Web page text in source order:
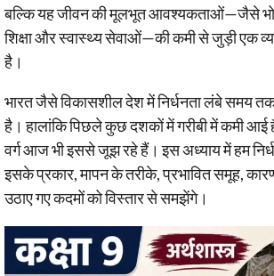
बल्कि यह जीवन की मूलभूत आवश्यकताओं—जैसे
शिक्षा और स्वास्थ्य सेवाओं—की कमी से जुड़ी एक
है।
भारत जैसे विकासशील देश में निर्धनता लंबे समय
है। हालांकि पिछले कुछ दशकों में गरीबी में कमी
वर्ग आज भी इससे जूझ रहे हैं। इस अध्याय में हम
इसके प्रकार, मापन के तरीके, प्रभावित समूह,
उठाए गए कदमों को विस्तार से समझेंगे।